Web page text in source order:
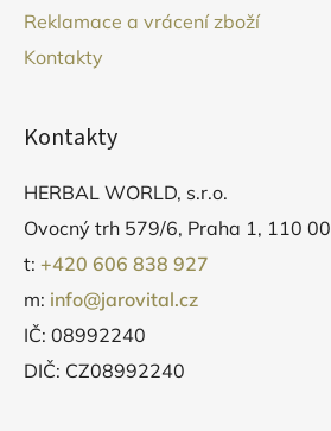
Reklamace a vrácení zboží
Kontakty
Kontakty
HERBAL WORLD, s.r.o.
Ovocný trh 579/6, Praha 1, 110 00
t: +420 606 838 927
m: info@jarovital.cz
IČ: 08992240
DIČ: CZ08992240